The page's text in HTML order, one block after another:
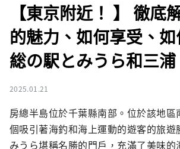
【東京附近！ 】 徹底
的魅力、如何享受、
総の駅とみうら和三浦
2025.01.21
房總半島位於千葉縣南部。位於該地
個吸引著海釣和海上運動的遊客的旅遊
みうら堪稱名勝的門戶，充滿了美味的